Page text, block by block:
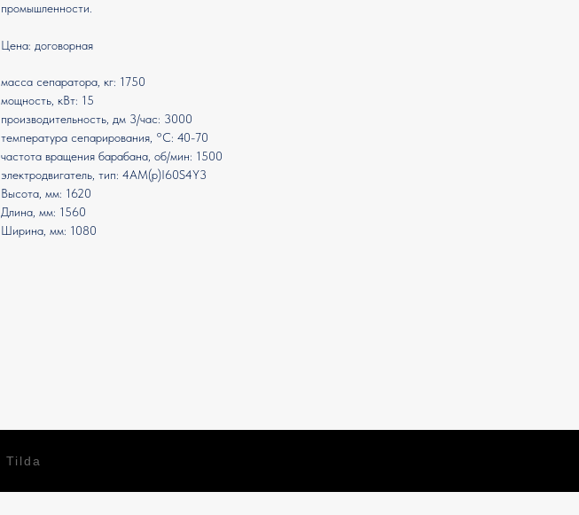
промышленности.
Цена: договорная
масса сепаратора, кг: 1750
мощность, кВт: 15
производительность, дм 3/час: 3000
температура сепарирования, °С: 40-70
частота вращения барабана, об/мин: 1500
электродвигатель, тип: 4АМ(р)I60S4Y3
Высота, мм: 1620
Длина, мм: 1560
Ширина, мм: 1080
Tilda